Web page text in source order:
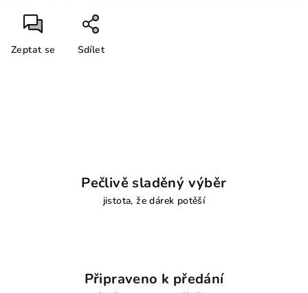
Zeptat se Sdílet
Pečlivě sladěný výběr
jistota, že dárek potěší
Připraveno k předání